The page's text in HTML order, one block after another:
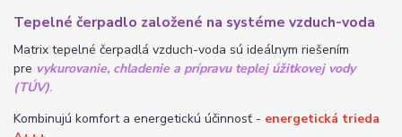
Tepelné čerpadlo založené na systéme vzduch-voda
Matrix tepelné čerpadlá vzduch-voda sú ideálnym riešením
pre vykurovanie, chladenie a prípravu teplej úžitkovej vody
(TÚV).
Kombinujú komfort a energetickú účinnosť - energetická trieda